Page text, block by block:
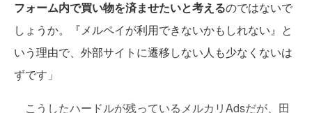
フォーム内で買い物を済ませたいと考えるのではないで
しょうか。『メルペイが利用できないかもしれない』と
いう理由で、外部サイトに遷移しない人も少なくないは
ずです」
こうしたハードルが残っているメルカリAdsだが、田